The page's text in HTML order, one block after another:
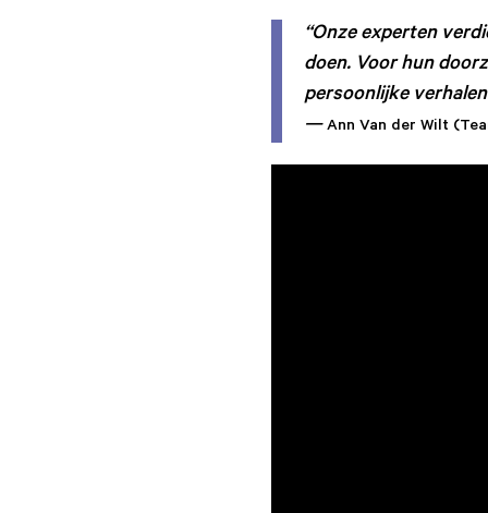
“Onze experten
doen. Voor hun
persoonlijke
—Ann Van der Wilt